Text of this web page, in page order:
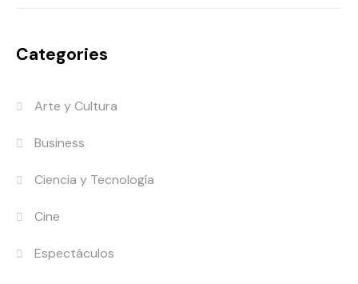
Categories
Arte y Cultura
Business
Ciencia y Tecnología
Cine
Espectáculos